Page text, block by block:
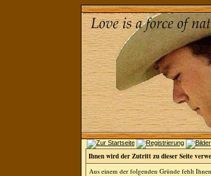
Ihnen wird der Zutritt zu dieser Seite
Aus einem der folgenden Gründe fehlt